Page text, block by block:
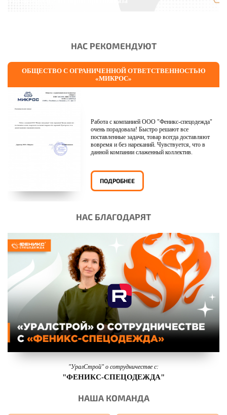
НАС РЕКОМЕНДУЮТ
ОБЩЕСТВО С ОГРАНИЧЕННОЙ ОТВЕТСТВЕННОСТЬЮ
«МИКРОС»
Работа с компанией ООО "Феникс-спецодежда"
очень порадовала! Быстро решают все
поставленные задачи, товар всегда доставляют
вовремя и без нареканий. Чувствуется, что в
данной компании слаженный коллектив.
ПОДРОБНЕЕ
НАС БЛАГОДАРЯТ
"УралСтрой" о сотрудничестве с:
"ФЕНИКС-СПЕЦОДЕЖДА"
НАША КОМАНДА